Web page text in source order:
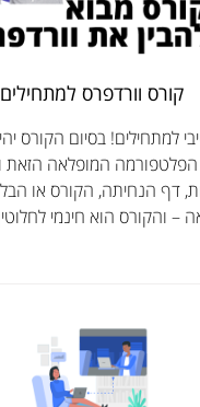
קורס וורדפרס למתחילים
למתחילים! בסיום הקורס
המופלאה הזאת
דף הנחיתה, הקורס או
– והקורס הוא חינמי